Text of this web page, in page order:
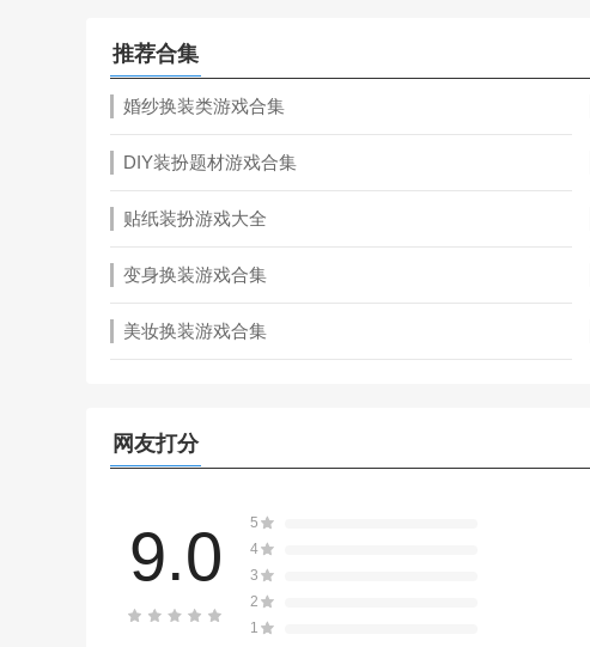
推荐合集
婚纱换装类游戏合集
DIY装扮题材游戏合集
贴纸装扮游戏大全
变身换装游戏合集
美妆换装游戏合集
网友打分
9.0
5
4
3
2
1